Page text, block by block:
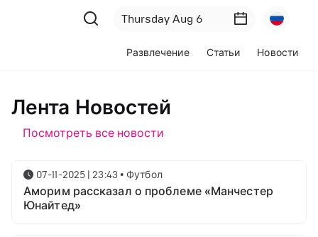
Развлечение Статьи Новости
Лента Новостей
Посмотреть все новости
07-11-2025 | 23:43 • Футбол
Аморим рассказал о проблеме «Манчестер
Юнайтед»